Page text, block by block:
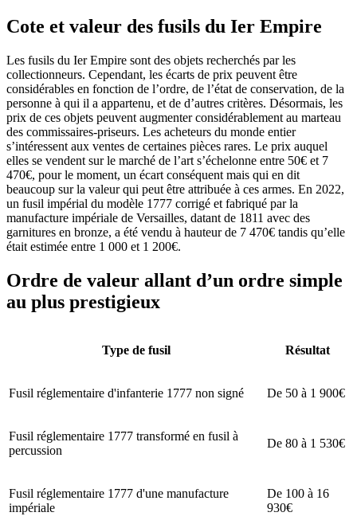
Cote et valeur des fusils du Ier Empire
Les fusils du Ier Empire sont des objets recherchés par les
collectionneurs. Cependant, les écarts de prix peuvent être
considérables en fonction de l’ordre, de l’état de conservation, de la
personne à qui il a appartenu, et de d’autres critères. Désormais, les
prix de ces objets peuvent augmenter considérablement au marteau
des commissaires-priseurs. Les acheteurs du monde entier
s’intéressent aux ventes de certaines pièces rares. Le prix auquel
elles se vendent sur le marché de l’art s’échelonne entre 50€ et 7
470€, pour le moment, un écart conséquent mais qui en dit
beaucoup sur la valeur qui peut être attribuée à ces armes. En 2022,
un fusil impérial du modèle 1777 corrigé et fabriqué par la
manufacture impériale de Versailles, datant de 1811 avec des
garnitures en bronze, a été vendu à hauteur de 7 470€ tandis qu’elle
était estimée entre 1 000 et 1 200€.
Ordre de valeur allant d’un ordre simple
au plus prestigieux
Type de fusil Résultat
Fusil réglementaire d'infanterie 1777 non signé De 50 à 1 900€
Fusil réglementaire 1777 transformé en fusil à
percussion
De 80 à 1 530€
Fusil réglementaire 1777 d'une manufacture
impériale
De 100 à 16
930€